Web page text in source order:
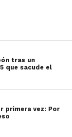
tras un
que sacude el
primera vez: Por